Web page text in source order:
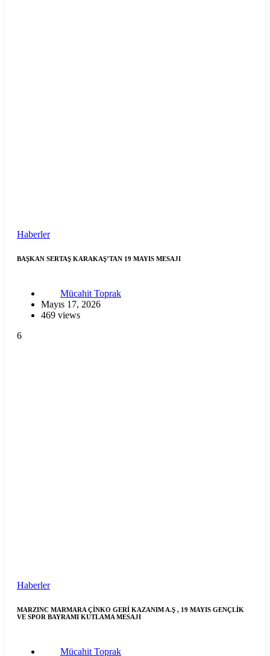
Haberler
BAŞKAN SERTAŞ KARAKAŞ’TAN 19 MAYIS MESAJI
Mücahit Toprak
Mayıs 17, 2026
469 views
6
Haberler
MARZINC MARMARA ÇİNKO GERİ KAZANIM A.Ş , 19 MAYIS GENÇLİK
VE SPOR BAYRAMI KUTLAMA MESAJI
Mücahit Toprak